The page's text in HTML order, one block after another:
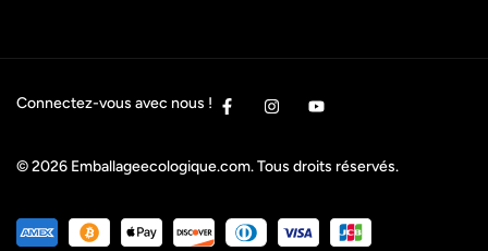
Connectez-vous avec nous !
© 2026 Emballageecologique.com. Tous droits réservés.